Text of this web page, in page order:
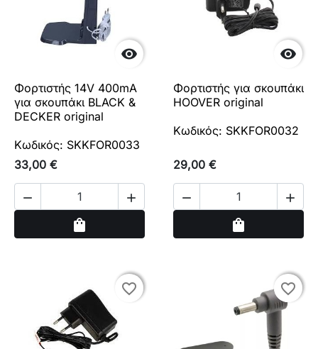

Φορτιστής 14V 400mA
για σκουπάκι BLACK &
DECKER original
Κωδικός: SKKFOR0033
33,00 €
 
shopping_bag

Φορτιστής για σκουπάκι
HOOVER original
Κωδικός: SKKFOR0032
29,00 €
 
shopping_bag
favorite_border
favorite_border favorite_border
favorite_border